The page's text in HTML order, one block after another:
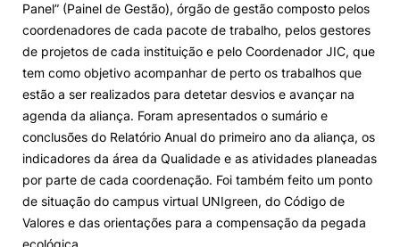
Panel” (Painel de Gestão), órgão de gestão composto pelos
coordenadores de cada pacote de trabalho, pelos gestores
de projetos de cada instituição e pelo Coordenador JIC, que
tem como objetivo acompanhar de perto os trabalhos que
estão a ser realizados para detetar desvios e avançar na
agenda da aliança. Foram apresentados o sumário e
conclusões do Relatório Anual do primeiro ano da aliança, os
indicadores da área da Qualidade e as atividades planeadas
por parte de cada coordenação. Foi também feito um ponto
de situação do campus virtual UNIgreen, do Código de
Valores e das orientações para a compensação da pegada
ecológica.